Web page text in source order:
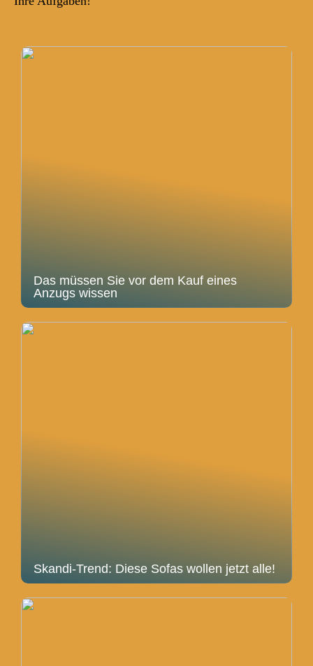
Das müssen Sie vor dem Kauf eines
Anzugs wissen
Skandi-Trend: Diese Sofas wollen jetzt alle!